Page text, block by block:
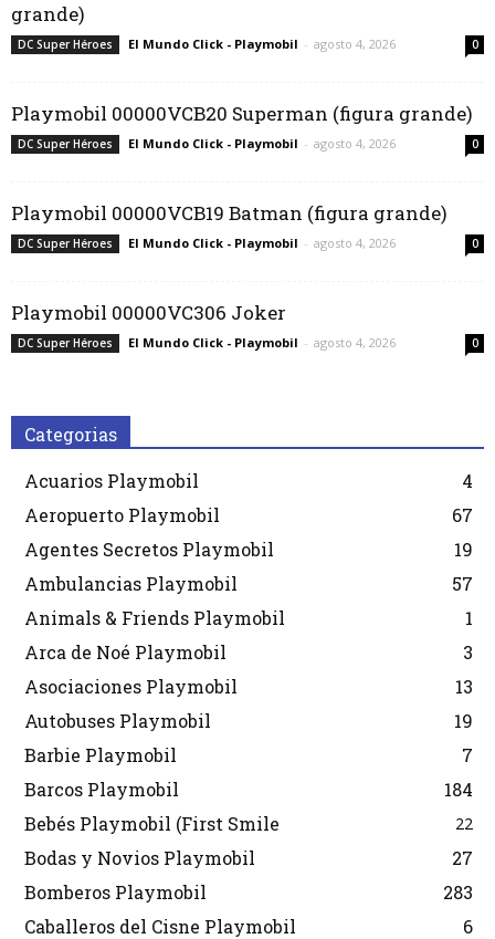
grande)
DC Super Héroes El Mundo Click - Playmobil - agosto 4, 2026 0
Playmobil 00000VCB20 Superman (figura grande)
DC Super Héroes El Mundo Click - Playmobil - agosto 4, 2026 0
Playmobil 00000VCB19 Batman (figura grande)
DC Super Héroes El Mundo Click - Playmobil - agosto 4, 2026 0
Playmobil 00000VC306 Joker
DC Super Héroes El Mundo Click - Playmobil - agosto 4, 2026 0
Categorias
Acuarios Playmobil
4
Aeropuerto Playmobil
67
Agentes Secretos Playmobil
19
Ambulancias Playmobil
57
Animals & Friends Playmobil
1
Arca de Noé Playmobil
3
Asociaciones Playmobil
13
Autobuses Playmobil
19
Barbie Playmobil
7
Barcos Playmobil
184
Bebés Playmobil (First Smile
22
Bodas y Novios Playmobil
27
Bomberos Playmobil
283
Caballeros del Cisne Playmobil
6